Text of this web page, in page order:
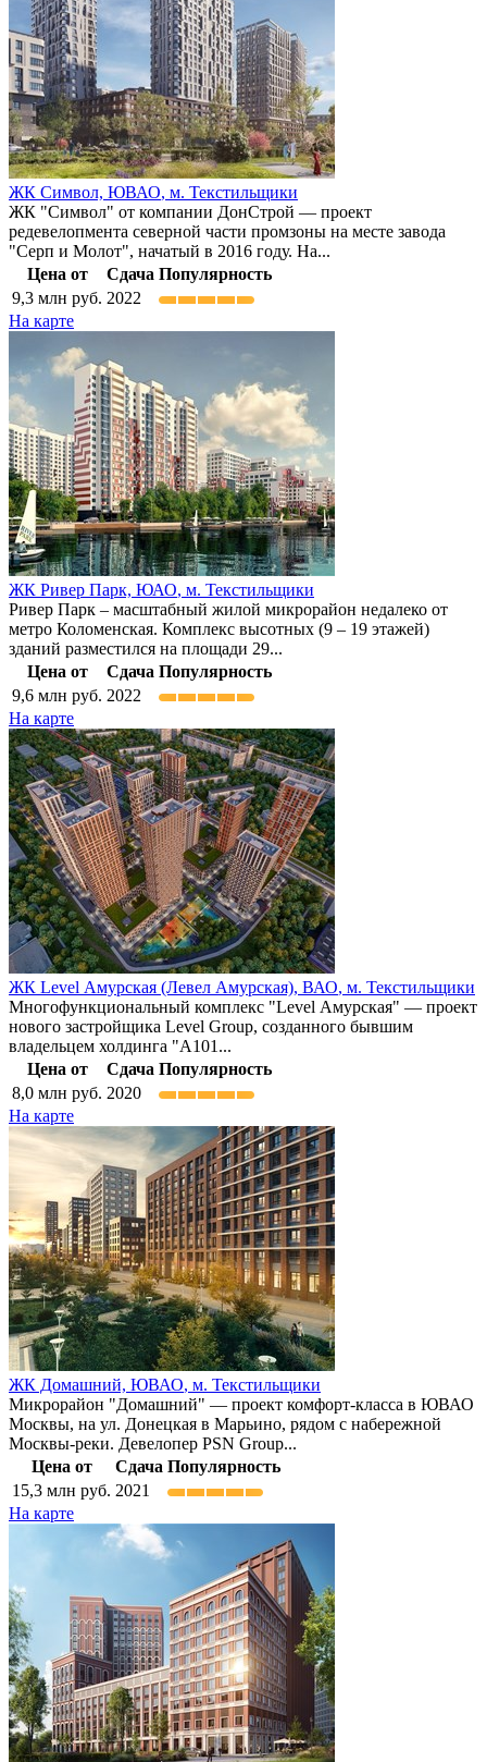
ЖК Символ, ЮВАО, м. Текстильщики
ЖК "Символ" от компании ДонСтрой — проект
редевелопмента северной части промзоны на месте завода
"Серп и Молот", начатый в 2016 году. На...
Цена от
Сдача Популярность
9,3 млн руб. 2022
На карте
ЖК Ривер Парк, ЮАО, м. Текстильщики
Ривер Парк – масштабный жилой микрорайон недалеко от
метро Коломенская. Комплекс высотных (9 – 19 этажей)
зданий разместился на площади 29...
Цена от
Сдача Популярность
9,6 млн руб. 2022
На карте
ЖК Level Амурская (Левел Амурская), ВАО, м. Текстильщики
Многофункциональный комплекс "Level Амурская" — проект
нового застройщика Level Group, созданного бывшим
владельцем холдинга "А101...
Цена от
Сдача Популярность
8,0 млн руб. 2020
На карте
ЖК Домашний, ЮВАО, м. Текстильщики
Микрорайон "Домашний" — проект комфорт-класса в ЮВАО
Москвы, на ул. Донецкая в Марьино, рядом с набережной
Москвы-реки. Девелопер PSN Group...
Цена от
Сдача Популярность
15,3 млн руб. 2021
На карте